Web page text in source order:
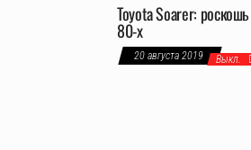
Toyota Soarer:
80-х
20 августа 2019 Выкл.